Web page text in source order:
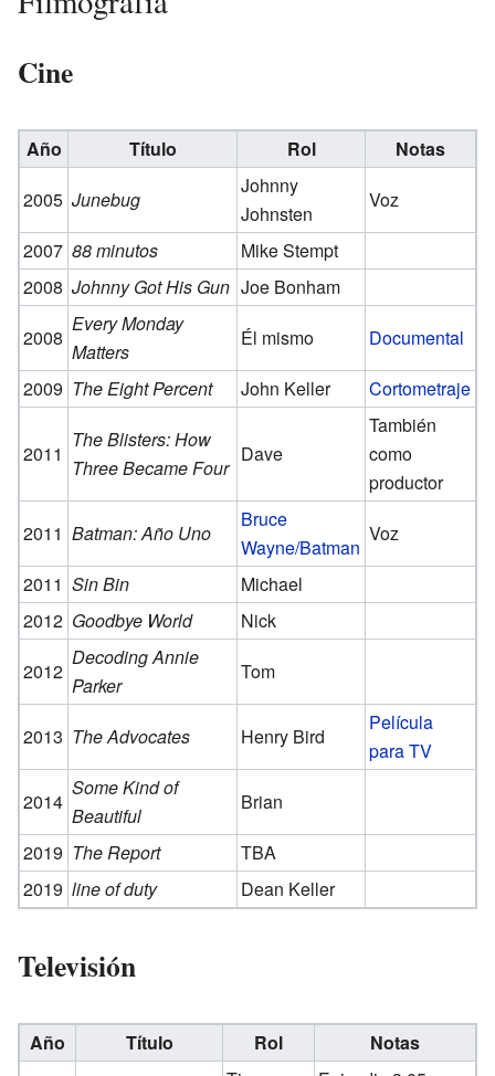
Cine
Año Título Rol
Notas
2005 Junebug
Johnny
Johnsten
Voz
2007 88 minutos
Mike Stempt
2008 Johnny Got His Gun Joe Bonham
2008
Every Monday
Matters
Él mismo
Documental
2009 The Eight Percent John Keller Cortometraje
2011
The Blisters: How
Three Became Four
Dave
También
como
productor
2011 Batman: Año Uno
Bruce
Wayne/Batman
Voz
2011 Sin Bin
Michael
2012 Goodbye World
Nick
2012
Decoding Annie
Parker
Tom
2013 The Advocates Henry Bird
Película
para TV
2014
Some Kind of
Beautiful
Brian
2019 The Report
TBA
2019 line of duty Dean Keller
Televisión
Año Título Rol
Notas